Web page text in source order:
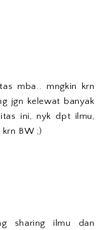
mba.. mngkin krn
jgn kelewat banyak
ini, nyk dpt ilmu,
BW ;)
sharing ilmu dan